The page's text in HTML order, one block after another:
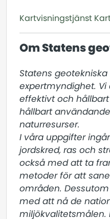
Kartvisningstjänst
Om Statens
Statens
expertmyndighet.
effektivt och
hållbart
naturresurser.
I våra uppgifter
jordskred, ras och
också med att ta
metoder för att
områden.
med att nå de
miljökvalitetsmålen.